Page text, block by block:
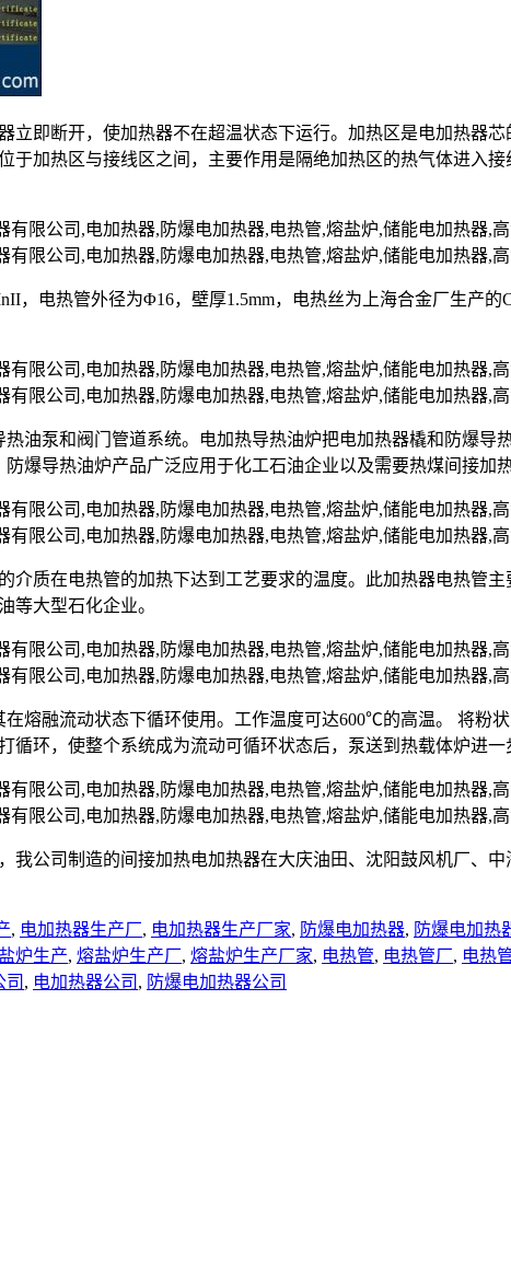
立即断开，使加热器不在超温状态下运行。加热区是电加热器
于加热区与接线区之间，主要作用是隔绝加热区的热气体进入
，电热管外径为Φ16，壁厚1.5mm，电热丝为上海合金厂生产
油泵和阀门管道系统。电加热导热油炉把电加热器橇和防爆
爆导热油炉产品广泛应用于化工石油企业以及需要热煤间接加热
介质在电热管的加热下达到工艺要求的温度。此加热器电热管
等大型石化企业。
熔融流动状态下循环使用。工作温度可达600℃的高温。 将粉
环，使整个系统成为流动可循环状态后，泵送到热载体炉进一
我公司制造的间接加热电加热器在大庆油田、沈阳鼓风机厂、
, 电加热器生产厂, 电加热器生产厂家, 防爆电加热器, 防爆电加热
炉生产, 熔盐炉生产厂, 熔盐炉生产厂家, 电热管, 电热管厂, 电热
司 , 电加热器公司 , 防爆电加热器公司